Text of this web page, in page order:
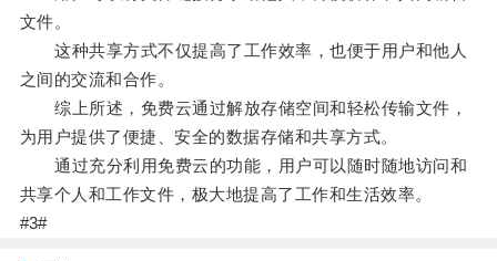
文件。
这种共享方式不仅提高了工作效率，也便于用户和他人
之间的交流和合作。
综上所述，免费云通过解放存储空间和轻松传输文件，
为用户提供了便捷、安全的数据存储和共享方式。
通过充分利用免费云的功能，用户可以随时随地访问和
共享个人和工作文件，极大地提高了工作和生活效率。
#3#